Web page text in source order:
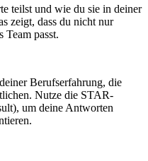
teilst und wie du sie in deiner
zeigt, dass du nicht nur
passt.
Berufserfahrung, die
Nutze die STAR-
um deine Antworten